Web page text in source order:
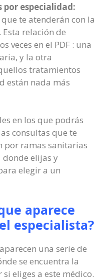
por especialidad:
te atenderán con la
relación de
veces en el PDF : una
y la otra
tratamientos
están nada más
en los que podrás
consultas que te
por ramas sanitarias
elijas y
elegir a un
aparece
especialista?
una serie de
se encuentra la
eliges a este médico.